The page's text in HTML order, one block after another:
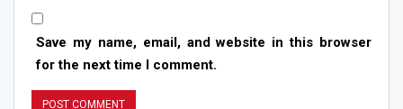
Save my name, email, and website in this browser
for the next time I comment.